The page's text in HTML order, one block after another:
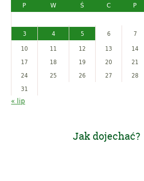
P
W Ś C P
3
4 5 6 7
10
11 12 13 14
17
18 19 20 21
24
25 26 27 28
31
« lip
Jak dojechać?